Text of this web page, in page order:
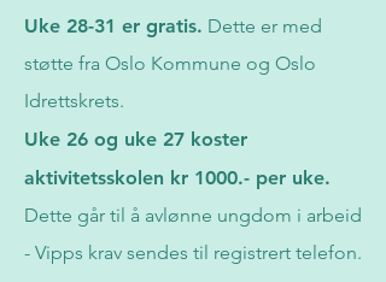
Uke 28-31 er gratis. Dette er med
støtte fra Oslo Kommune og Oslo
Idrettskrets.
Uke 26 og uke 27 koster
aktivitetsskolen kr 1000.- per uke.
Dette går til å avlønne ungdom i arbeid
- Vipps krav sendes til registrert telefon.